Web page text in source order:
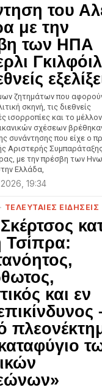
του
με την
των ΗΠΑ
ζητημάτων που
σκηνή, τις διεθνείς
ισορροπίες και το
σχέσεων
συνάντησης που είχε ο
Αριστερής
με την πρέσβη των
Ελλάδα,
19:34
· ΤΕΛΕΥΤΑΙΕΣ ΕΙΔΗΣΕΙΣ
Τσίπρα:
και εν